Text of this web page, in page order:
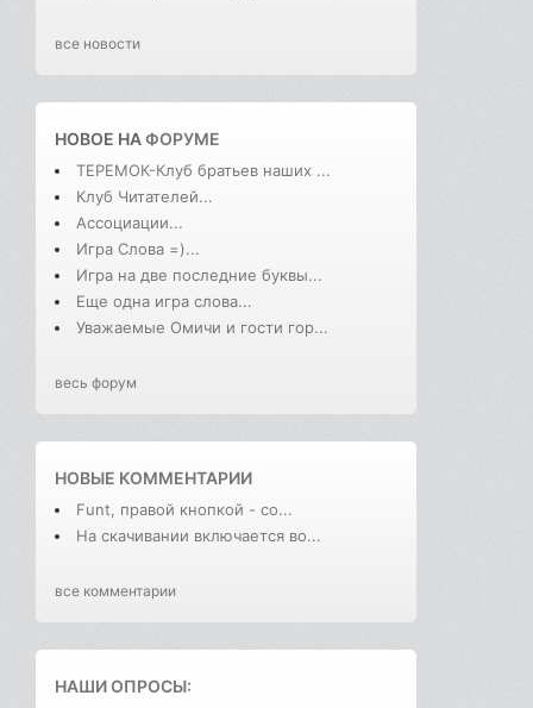
все новости
НОВОЕ НАФОРУМЕ
ТЕРЕМОК-Клуб братьев наших ...
Клуб Читателей...
Ассоциации...
Игра Слова =)...
Игра на две последние буквы...
Еще одна игра слова...
Уважаемые Омичи и гости гор...
весь форум
НОВЫЕ КОММЕНТАРИИ
Funt, правой кнопкой - со...
На скачивании включается во...
все комментарии
НАШИ ОПРОСЫ: